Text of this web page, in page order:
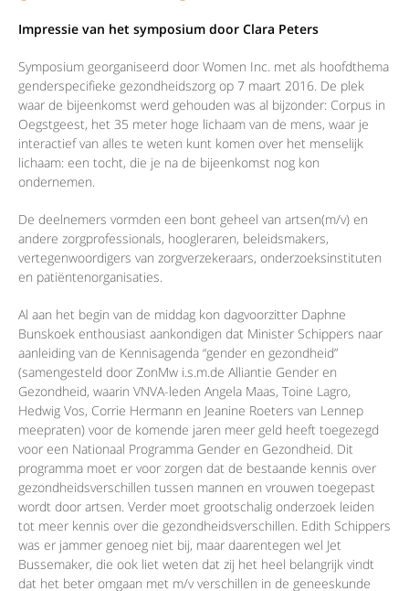
Impressie van het symposium door Clara Peters
Symposium georganiseerd door Women Inc. met als hoofdthema
genderspecifieke gezondheidszorg op 7 maart 2016. De plek
waar de bijeenkomst werd gehouden was al bijzonder: Corpus in
Oegstgeest, het 35 meter hoge lichaam van de mens, waar je
interactief van alles te weten kunt komen over het menselijk
lichaam: een tocht, die je na de bijeenkomst nog kon
ondernemen.
De deelnemers vormden een bont geheel van artsen(m/v) en
andere zorgprofessionals, hoogleraren, beleidsmakers,
vertegenwoordigers van zorgverzekeraars, onderzoeksinstituten
en patiëntenorganisaties.
Al aan het begin van de middag kon dagvoorzitter Daphne
Bunskoek enthousiast aankondigen dat Minister Schippers naar
aanleiding van de Kennisagenda “gender en gezondheid”
(samengesteld door ZonMw i.s.m.de Alliantie Gender en
Gezondheid, waarin VNVA-leden Angela Maas, Toine Lagro,
Hedwig Vos, Corrie Hermann en Jeanine Roeters van Lennep
meepraten) voor de komende jaren meer geld heeft toegezegd
voor een Nationaal Programma Gender en Gezondheid. Dit
programma moet er voor zorgen dat de bestaande kennis over
gezondheidsverschillen tussen mannen en vrouwen toegepast
wordt door artsen. Verder moet grootschalig onderzoek leiden
tot meer kennis over die gezondheidsverschillen. Edith Schippers
was er jammer genoeg niet bij, maar daarentegen wel Jet
Bussemaker, die ook liet weten dat zij het heel belangrijk vindt
dat het beter omgaan met m/v verschillen in de geneeskunde